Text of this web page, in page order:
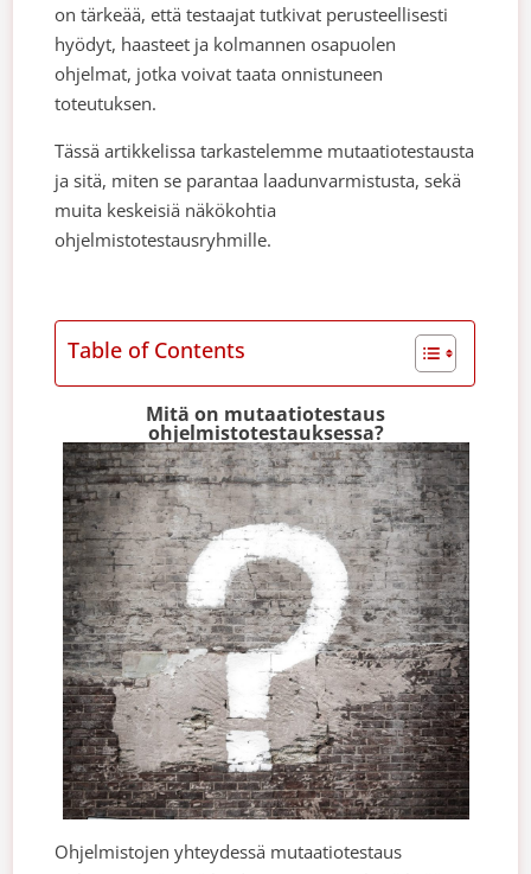
on tärkeää, että testaajat tutkivat perusteellisesti
hyödyt, haasteet ja kolmannen osapuolen
ohjelmat, jotka voivat taata onnistuneen
toteutuksen.
Tässä artikkelissa tarkastelemme mutaatiotestausta
ja sitä, miten se parantaa laadunvarmistusta, sekä
muita keskeisiä näkökohtia
ohjelmistotestausryhmille.
Table of Contents
Mitä on mutaatiotestaus
ohjelmistotestauksessa?
Ohjelmistojen yhteydessä mutaatiotestaus